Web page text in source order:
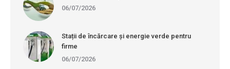
06/07/2026
Stații de încărcare și energie verde pentru
firme
06/07/2026